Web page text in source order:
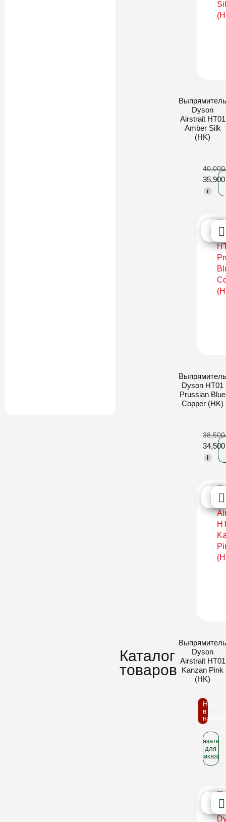
Каталог
товаров
Dyson
Airstrait HT01
Amber Silk
(HK)
i
Dyson HT01
Prussian Blue
Copper (HK)
i
Dyson
Airstrait HT01
Kanzan Pink
(HK)
Нет
в
для
заказа